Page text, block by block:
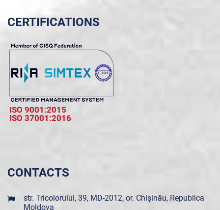
CERTIFICATIONS
ISO 9001:2015
ISO 37001:2016
CONTACTS
str. Tricolorului, 39, MD-2012, or. Chișinău, Republica
Moldova